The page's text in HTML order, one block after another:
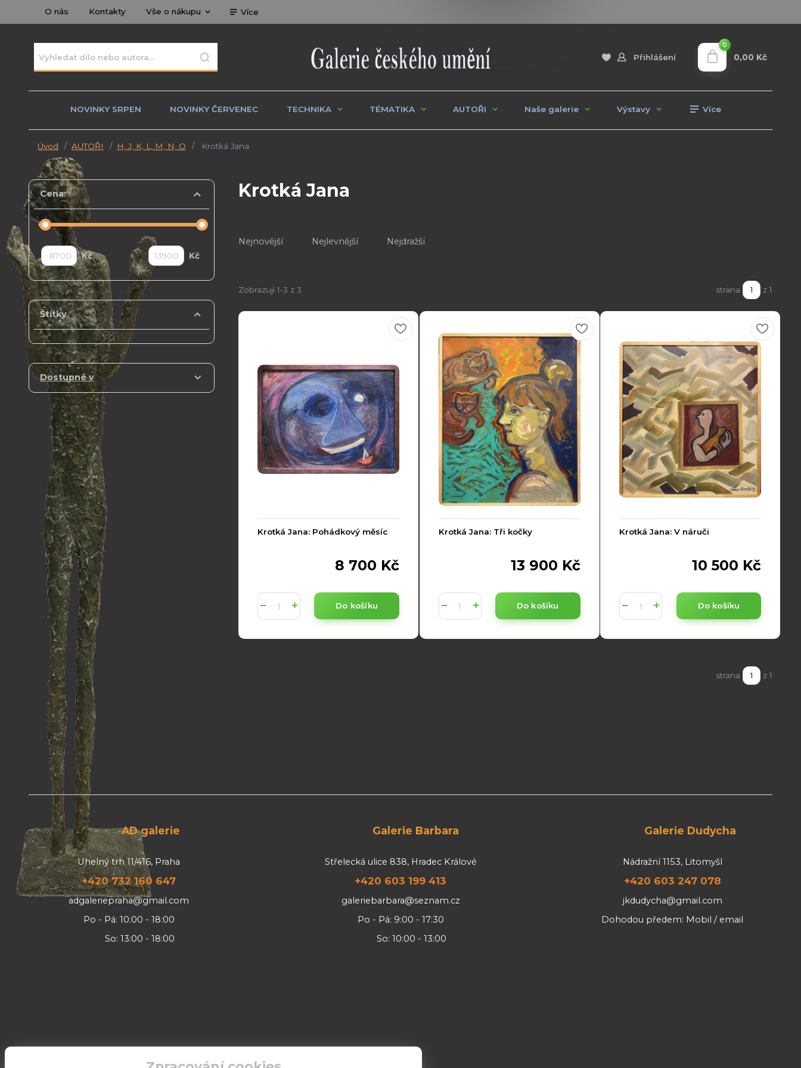
O nás Kontakty Vše o nákupu Více
Přihlášení
0
0,00 Kč
NOVINKY SRPEN NOVINKY ČERVENEC TECHNIKA TÉMATIKA AUTOŘI Naše galerie Výstavy Více
Úvod AUTOŘI H, J, K, L, M, N, O Krotká Jana
Krotká Jana
Nejnovější Nejlevnější Nejdražší
Zobrazuji 1-3 z 3 strana z 1
Krotká Jana: Pohádkový měsíc
8 700 Kč
Do košíku
Krotká Jana: Tři kočky
13 900 Kč
Do košíku
Krotká Jana: V náruči
10 500 Kč
Do košíku
strana z 1
Cena:
Kč Kč
Štítky
Dostupné v
AD galerie
Uhelný trh 11/416, Praha
+420 732 160 647
adgaleriepraha@gmail.com
Po - Pá: 10:00 - 18:00
So: 13:00 - 18:00
Galerie Barbara
Střelecká ulice 838, Hradec Králové
+420 603 199 413
galeriebarbara@seznam.cz
Po - Pá: 9:00 - 17:30
So: 10:00 - 13:00
Galerie Dudycha
Nádražní 1153, Litomyšl
+420 603 247 078
jkdudycha@gmail.com
Dohodou předem: Mobil / email